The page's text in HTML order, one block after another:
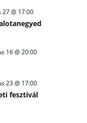
27 @ 17:00
16 @ 20:00
23 @ 17:00
fesztivál